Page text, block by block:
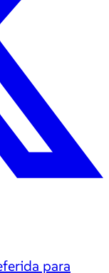
para